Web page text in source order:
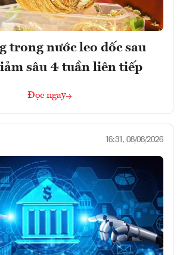
trong nước leo dốc sau
sâu 4 tuần liên tiếp
Đọc ngay
16:31, 08/08/2026